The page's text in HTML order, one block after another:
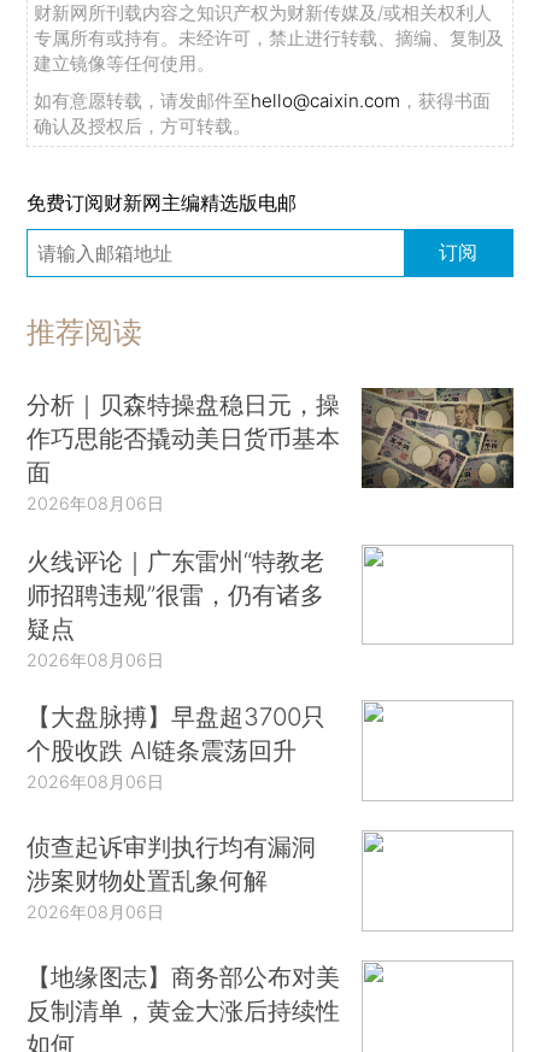
财新网所刊载内容之知识产权为财新传媒及/或相关权利人
专属所有或持有。未经许可，禁止进行转载、摘编、复制及
建立镜像等任何使用。
如有意愿转载，请发邮件至hello@caixin.com ，获得书面
确认及授权后，方可转载。
免费订阅财新网主编精选版电邮
订阅
推荐阅读
分析｜贝森特操盘稳日元，操
作巧思能否撬动美日货币基本
面
2026年08月06日
火线评论｜广东雷州“特教老
师招聘违规”很雷，仍有诸多
疑点
2026年08月06日
【大盘脉搏】早盘超3700只
个股收跌 AI链条震荡回升
2026年08月06日
侦查起诉审判执行均有漏洞
涉案财物处置乱象何解
2026年08月06日
【地缘图志】商务部公布对美
反制清单，黄金大涨后持续性
如何